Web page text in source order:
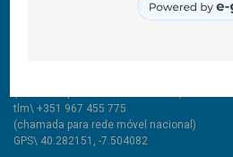
Rua Comendador Marcelino, 53
tlm\ +351 967 455 775
(chamada para rede móvel nacional)
GPS\ 40.282151, -7.504082